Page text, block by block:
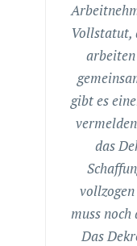
Vollstatut,
gibt es
das
muss
Das